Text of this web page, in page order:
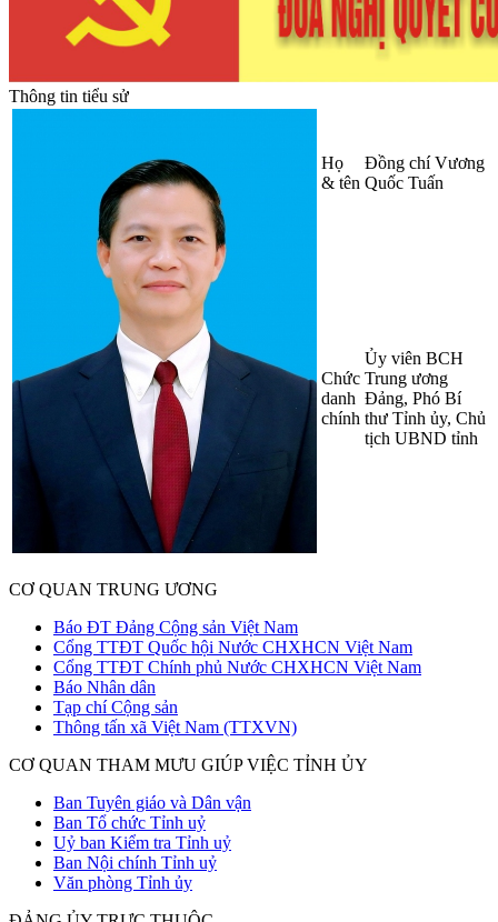
Thông tin tiểu sử
Họ
& tên
Đồng chí Vương
Quốc Tuấn
Chức
danh
chính
Ủy viên BCH
Trung ương
Đảng, Phó Bí
thư Tỉnh ủy, Chủ
tịch UBND tỉnh
CƠ QUAN TRUNG ƯƠNG
Báo ĐT Đảng Cộng sản Việt Nam
Cổng TTĐT Quốc hội Nước CHXHCN Việt Nam
Cổng TTĐT Chính phủ Nước CHXHCN Việt Nam
Báo Nhân dân
Tạp chí Cộng sản
Thông tấn xã Việt Nam (TTXVN)
CƠ QUAN THAM MƯU GIÚP VIỆC TỈNH ỦY
Ban Tuyên giáo và Dân vận
Ban Tổ chức Tỉnh uỷ
Uỷ ban Kiểm tra Tỉnh uỷ
Ban Nội chính Tỉnh uỷ
Văn phòng Tỉnh ủy